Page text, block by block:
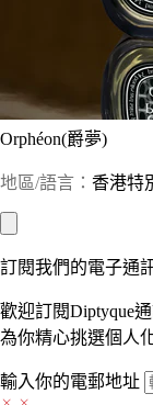
Orphéon(爵夢)
地區/語言： 香港特
訂閱我們的電子通
歡迎訂閱Diptyque
為你精心挑選個人
輸入你的電郵地址